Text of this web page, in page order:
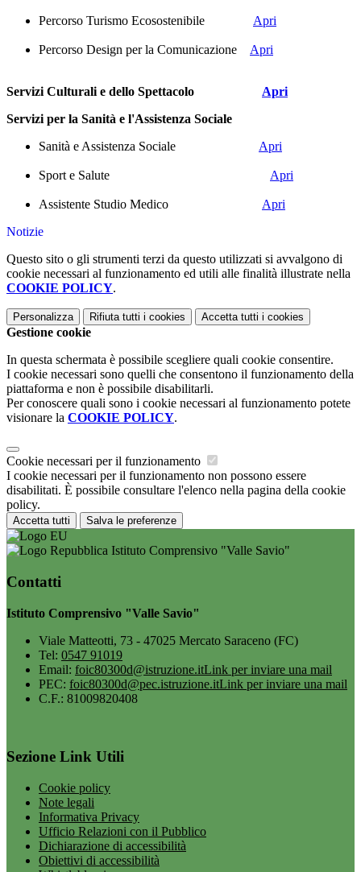
Percorso Turismo Ecosostenibile Apri
Percorso Design per la Comunicazione Apri
Servizi Culturali e dello Spettacolo Apri
Servizi per la Sanità e l'Assistenza Sociale
Sanità e Assistenza Sociale Apri
Sport e Salute Apri
Assistente Studio Medico Apri
Notizie
Questo sito o gli strumenti terzi da questo utilizzati si avvalgono di
cookie necessari al funzionamento ed utili alle finalità illustrate nella
COOKIE POLICY.
Personalizza Rifiuta tutti i cookies Accetta tutti i cookies
Gestione cookie
In questa schermata è possibile scegliere quali cookie consentire.
I cookie necessari sono quelli che consentono il funzionamento della
piattaforma e non è possibile disabilitarli.
Per conoscere quali sono i cookie necessari al funzionamento potete
visionare la COOKIE POLICY.
Cookie necessari per il funzionamento
I cookie necessari per il funzionamento non possono essere
disabilitati. È possibile consultare l'elenco nella pagina della cookie
policy.
Accetta tutti Salva le preferenze
Istituto Comprensivo "Valle Savio"
Contatti
Istituto Comprensivo "Valle Savio"
Viale Matteotti, 73 - 47025 Mercato Saraceno (FC)
Tel: 0547 91019
Email: foic80300d@istruzione.itLink per inviare una mail
PEC: foic80300d@pec.istruzione.itLink per inviare una mail
C.F.: 81009820408
Sezione Link Utili
Cookie policy
Note legali
Informativa Privacy
Ufficio Relazioni con il Pubblico
Dichiarazione di accessibilità
Obiettivi di accessibilità